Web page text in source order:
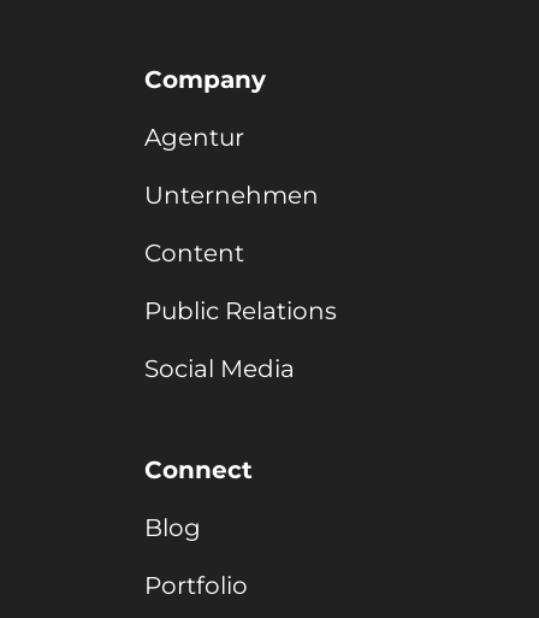
Company
Agentur
Unternehmen
Content
Public Relations
Social Media
Connect
Blog
Portfolio